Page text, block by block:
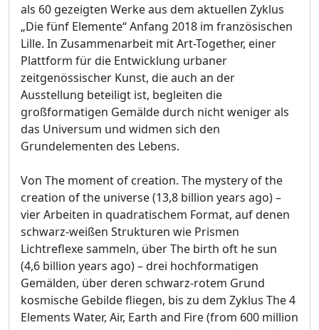
als 60 gezeigten Werke aus dem aktuellen Zyklus
„Die fünf Elemente“ Anfang 2018 im französischen
Lille. In Zusammenarbeit mit Art-Together, einer
Plattform für die Entwicklung urbaner
zeitgenössischer Kunst, die auch an der
Ausstellung beteiligt ist, begleiten die
großformatigen Gemälde durch nicht weniger als
das Universum und widmen sich den
Grundelementen des Lebens.
Von The moment of creation. The mystery of the
creation of the universe (13,8 billion years ago) –
vier Arbeiten in quadratischem Format, auf denen
schwarz-weißen Strukturen wie Prismen
Lichtreflexe sammeln, über The birth oft he sun
(4,6 billion years ago) – drei hochformatigen
Gemälden, über deren schwarz-rotem Grund
kosmische Gebilde fliegen, bis zu dem Zyklus The 4
Elements Water, Air, Earth and Fire (from 600 million